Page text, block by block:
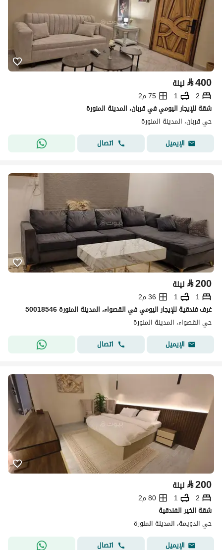
⃁400 ليلة
2
1
75 م2
شقة للإيجار اليومي في قربان، المدينة المنورة
حي قربان، المدينة المنورة
الإيميل
اتصال
⃁200 ليلة
1
1
36 م2
غرف فندقية للإيجار اليومي في القصواء، المدينة المنورة 50018546
حي القصواء، المدينة المنورة
الإيميل
اتصال
⃁200 ليلة
2
1
80 م2
شقة الخير الفندقية
حي الدويمة، المدينة المنورة
الإيميل
اتصال